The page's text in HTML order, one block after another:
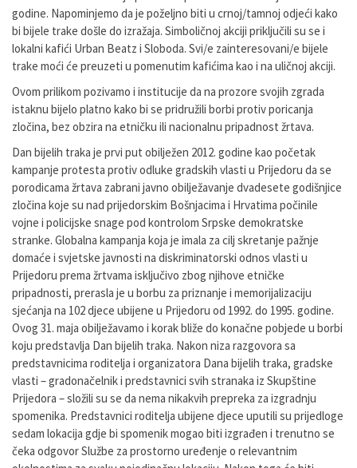
godine. Napominjemo da je poželjno biti u crnoj/tamnoj odjeći kako
bi bijele trake došle do izražaja. Simboličnoj akciji priključili su se i
lokalni kafići Urban Beatz i Sloboda. Svi/e zainteresovani/e bijele
trake moći će preuzeti u pomenutim kafićima kao i na uličnoj akciji.
Ovom prilikom pozivamo i institucije da na prozore svojih zgrada
istaknu bijelo platno kako bi se pridružili borbi protiv poricanja
zločina, bez obzira na etničku ili nacionalnu pripadnost žrtava.
Dan bijelih traka je prvi put obilježen 2012. godine kao početak
kampanje protesta protiv odluke gradskih vlasti u Prijedoru da se
porodicama žrtava zabrani javno obilježavanje dvadesete godišnjice
zločina koje su nad prijedorskim Bošnjacima i Hrvatima počinile
vojne i policijske snage pod kontrolom Srpske demokratske
stranke. Globalna kampanja koja je imala za cilj skretanje pažnje
domaće i svjetske javnosti na diskriminatorski odnos vlasti u
Prijedoru prema žrtvama isključivo zbog njihove etničke
pripadnosti, prerasla je u borbu za priznanje i memorijalizaciju
sjećanja na 102 djece ubijene u Prijedoru od 1992. do 1995. godine.
Ovog 31. maja obilježavamo i korak bliže do konačne pobjede u borbi
koju predstavlja Dan bijelih traka. Nakon niza razgovora sa
predstavnicima roditelja i organizatora Dana bijelih traka, gradske
vlasti – gradonačelnik i predstavnici svih stranaka iz Skupštine
Prijedora – složili su se da nema nikakvih prepreka za izgradnju
spomenika. Predstavnici roditelja ubijene djece uputili su prijedloge
sedam lokacija gdje bi spomenik mogao biti izgrađen i trenutno se
čeka odgovor Službe za prostorno uređenje o relevantnim